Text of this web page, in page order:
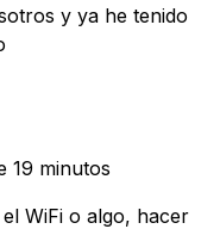
y ya he tenido
19 minutos
WiFi o algo, hacer